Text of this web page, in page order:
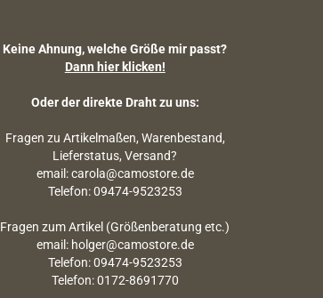
Keine Ahnung, welche Größe mir passt?
Dann hier klicken!
Oder der direkte Draht zu uns:
Fragen zu Artikelmaßen, Warenbestand,
Lieferstatus, Versand?
email: carola@camostore.de
Telefon: 09474-9523253
Fragen zum Artikel (Größenberatung etc.)
email: holger@camostore.de
Telefon: 09474-9523253
Telefon: 0172-8691770